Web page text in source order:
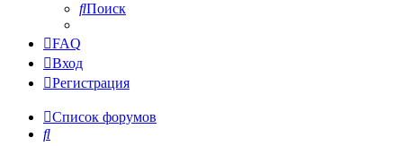
Поиск
FAQ
Вход
Регистрация
Список форумов
Поиск